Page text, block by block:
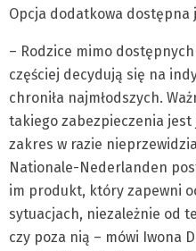
Opcja dodatkowa dostępna
– Rodzice mimo
częściej decydują się na
chroniła najmłodszych.
takiego zabezpieczenia jest
zakres w razie
Nationale-Nederlanden
im produkt, który zapewni
sytuacjach, niezależnie od
czy poza nią – mówi Iwona